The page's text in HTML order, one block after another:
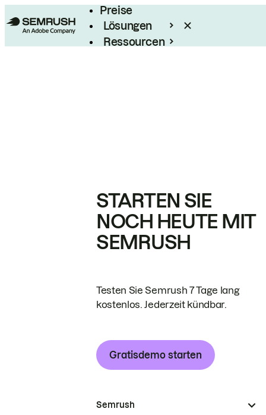
Preise
Lösungen
Ressourcen
STARTEN SIE
NOCH HEUTE MIT
SEMRUSH
Testen Sie Semrush 7 Tage lang
kostenlos. Jederzeit kündbar.
Gratisdemo starten
Semrush